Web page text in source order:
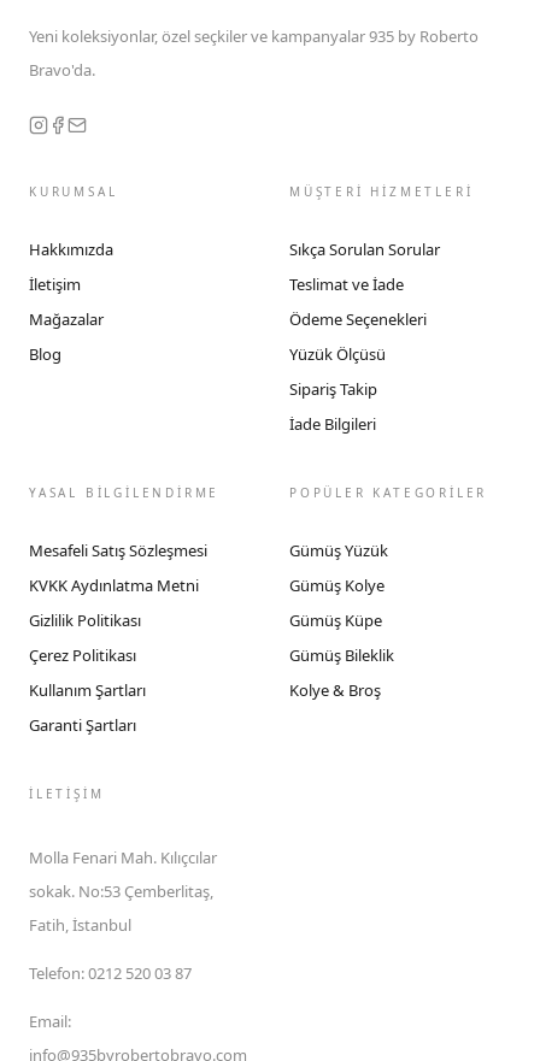
Yeni koleksiyonlar, özel seçkiler ve kampanyalar 935 by Roberto
Bravo'da.
KURUMSAL
Hakkımızda
İletişim
Mağazalar
Blog
MÜŞTERİ HİZMETLERİ
Sıkça Sorulan Sorular
Teslimat ve İade
Ödeme Seçenekleri
Yüzük Ölçüsü
Sipariş Takip
İade Bilgileri
YASAL BİLGİLENDİRME
Mesafeli Satış Sözleşmesi
KVKK Aydınlatma Metni
Gizlilik Politikası
Çerez Politikası
Kullanım Şartları
Garanti Şartları
POPÜLER KATEGORİLER
Gümüş Yüzük
Gümüş Kolye
Gümüş Küpe
Gümüş Bileklik
Kolye & Broş
İLETIŞIM
Molla Fenari Mah. Kılıçcılar
sokak. No:53 Çemberlitaş,
Fatih, İstanbul
Telefon:0212 520 03 87
Email:
info@935byrobertobravo.com